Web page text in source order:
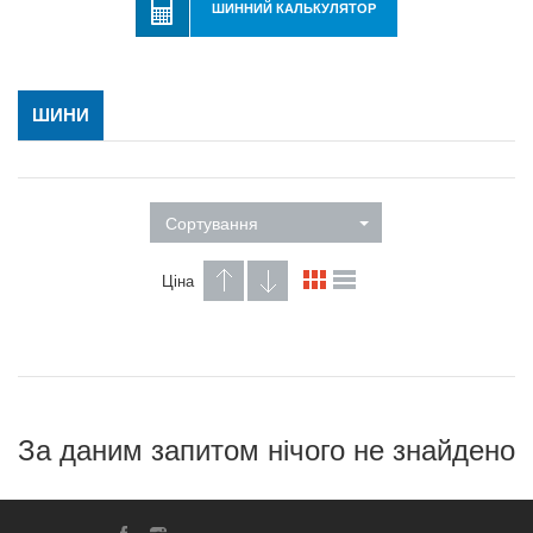
ШИННИЙ КАЛЬКУЛЯТОР
ШИНИ
Сортування
Ціна
За даним запитом нічого не знайдено